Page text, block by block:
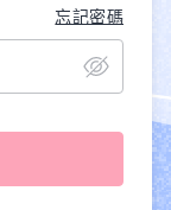
忘記密碼